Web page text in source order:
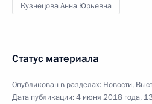
Кузнецова Анна Юрьевна
Статус материала
Опубликован в разделах: Новости,
Дата публикации:4 июня 2018 года,